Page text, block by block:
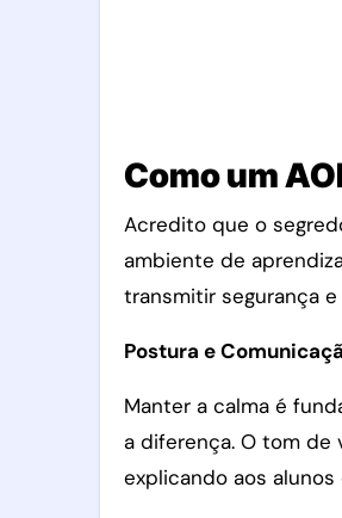
Como um
Acredito que o
ambiente de
transmitir segurança
Postura e
Manter a calma é
a diferença. O tom de
explicando aos